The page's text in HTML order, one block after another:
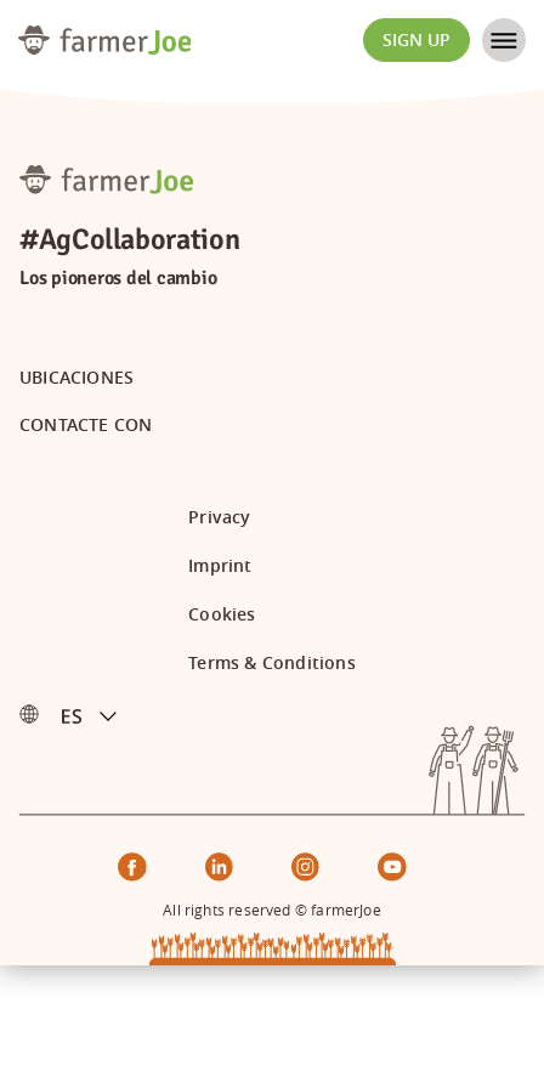
SIGN UP
#AgCollaboration
Los pioneros del cambio
UBICACIONES
CONTACTE CON
Privacy
Imprint
Cookies
Terms & Conditions
All rights reserved © farmerJoe